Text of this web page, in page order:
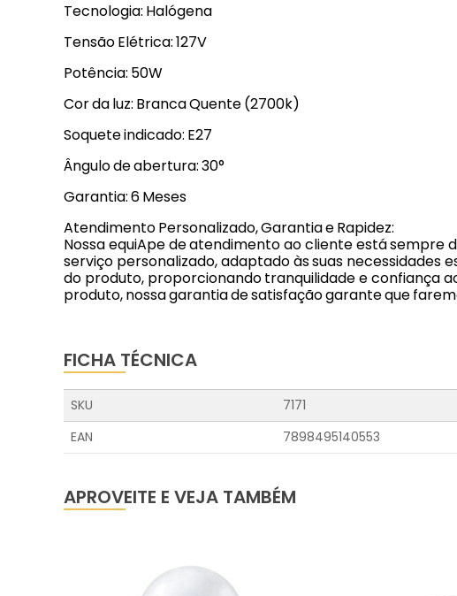
Tecnologia: Halógena
Tensão Elétrica: 127V
Potência: 50W
Cor da luz: Branca Quente (2700k)
Soquete indicado: E27
Ângulo de abertura: 30°
Garantia: 6 Meses
Atendimento Personalizado, Garantia e Rapidez:
Nossa equiApe de atendimento ao cliente está
serviço personalizado, adaptado às suas
do produto, proporcionando tranquilidade e confiança
produto, nossa garantia de satisfação garante que
FICHA TÉCNICA
SKU
7171
EAN
7898495140553
APROVEITE E VEJA TAMBÉM